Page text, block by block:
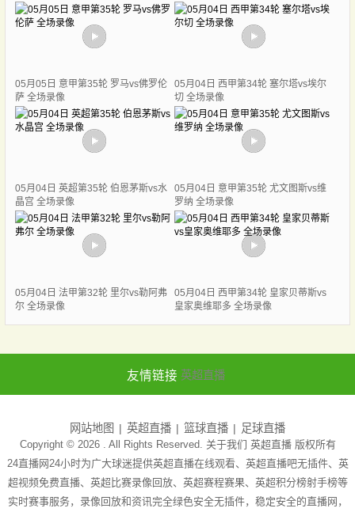
05月05日 意甲第35轮 罗马vs佛罗伦
萨 全场录像
05月04日 西甲第34轮 塞尔塔vs埃尔
切 全场录像
05月04日 英超第35轮 伯恩茅斯vs水
晶宫 全场录像
05月04日 意甲第35轮 尤文图斯vs维
罗纳 全场录像
05月04日 法甲第32轮 里尔vs勒阿弗
尔 全场录像
05月04日 西甲第34轮 皇家贝蒂斯vs
皇家奥维耶多 全场录像
友情链接 英超直播
网站地图 英超直播 篮球直播 足球直播
Copyright © 2026 . All Rights Reserved. 关于我们 英超直播版权所有
24直播网24小时为广大球迷提供英超直播在线观看、英超直播吧无插件、英
超视频免费直播、英超比赛录像回放、英超赛程赛果、英超积分榜射手榜等
实时赛事服务，录像回放和资讯完全绿色安全无插件，稳定安全的直播网，